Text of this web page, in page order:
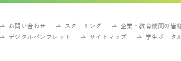
お問い合わせ スクーリング
企業・教育機関の皆
デジタルパンフレット
サイトマップ 学生ポータ